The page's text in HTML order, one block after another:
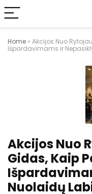
Home » Akcijos Nuo
Išpardavimams ir
Akcijos Nuo
Gidas, Kaip
Nuolaidų